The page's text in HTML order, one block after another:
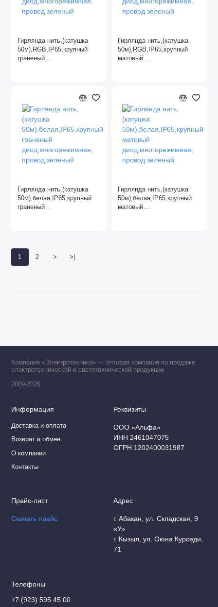
Гирлянда нить,(катушка
50м),RGB,IP65,крупный
граненый
Гирлянда нить,(катушка
50м),RGB,IP65,крупный
матовый
Гирлянда нить,(катушка
50м),белая,IP65,крупный
граненый
Гирлянда нить,(катушка
50м),белая,IP65,крупный
матовый
1 2 > >|
Компания «Электротехника» — оптовая компания по продаже
электротехнической и светотехнической продукции
2009-2026
Информация
Доставка и оплата
Возврат и обмен
О компании
Контакты
Реквизиты
ООО «Альфа»
ИНН 2461047075
ОГРН 1202400031987
Прайс-лист
Скачать прайс
Адрес
г. Абакан, ул. Складская, 9
«У»
г. Кызыл, ул. Оюна Курседи,
71
Телефоны
+7 (923) 595 45 00